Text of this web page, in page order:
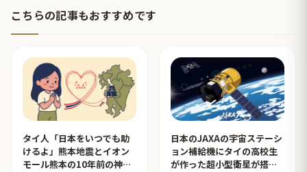
こちらの記事もおすすめです
タイ人「日本をいつでも助
けるよ」熊本地震とイオン
モール熊本の10年前の神対
日本のJAXAの宇宙ステーシ
ョン補給機にタイの高校生
が作った超小型衛星が搭載